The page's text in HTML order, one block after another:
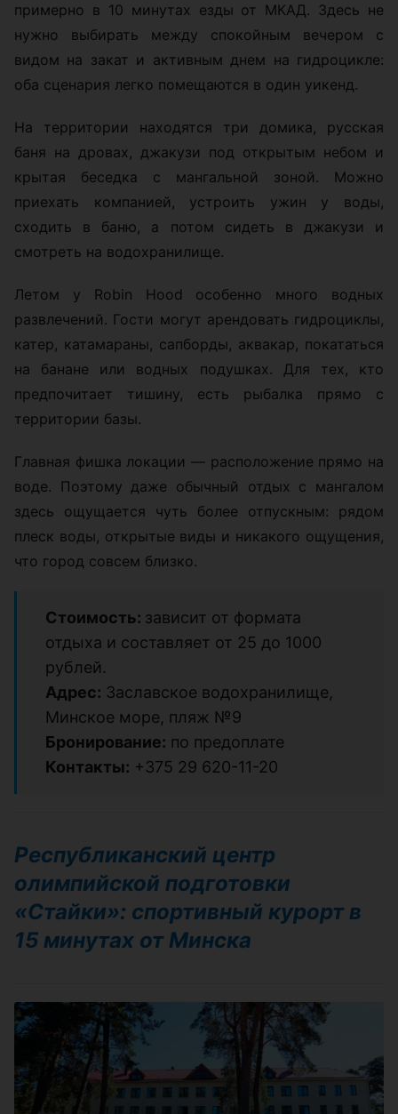
примерно в 10 минутах езды от МКАД. Здесь не
нужно выбирать между спокойным вечером с
видом на закат и активным днем на гидроцикле:
оба сценария легко помещаются в один уикенд.
На территории находятся три домика, русская
баня на дровах, джакузи под открытым небом и
крытая беседка с мангальной зоной. Можно
приехать компанией, устроить ужин у воды,
сходить в баню, а потом сидеть в джакузи и
смотреть на водохранилище.
Летом у Robin Hood особенно много водных
развлечений. Гости могут арендовать гидроциклы,
катер, катамараны, сапборды, аквакар, покататься
на банане или водных подушках. Для тех, кто
предпочитает тишину, есть рыбалка прямо с
территории базы.
Главная фишка локации — расположение прямо на
воде. Поэтому даже обычный отдых с мангалом
здесь ощущается чуть более отпускным: рядом
плеск воды, открытые виды и никакого ощущения,
что город совсем близко.
Стоимость: зависит от формата
отдыха и составляет от 25 до 1000
рублей.
Адрес: Заславское водохранилище,
Минское море, пляж №9
Бронирование: по предоплате
Контакты: +375 29 620-11-20
Республиканский центр
олимпийской подготовки
«Стайки»: спортивный курорт в
15 минутах от Минска